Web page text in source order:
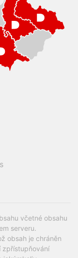
včetné obsahu
serveru.
obsah je chráněn
zpřístupňování